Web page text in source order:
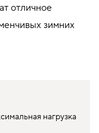
отличное
зимних
нагрузка